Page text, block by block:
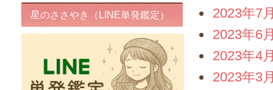
2023年7
2023年6
2023年4
2023年3
星のささやき（LINE単発鑑定）